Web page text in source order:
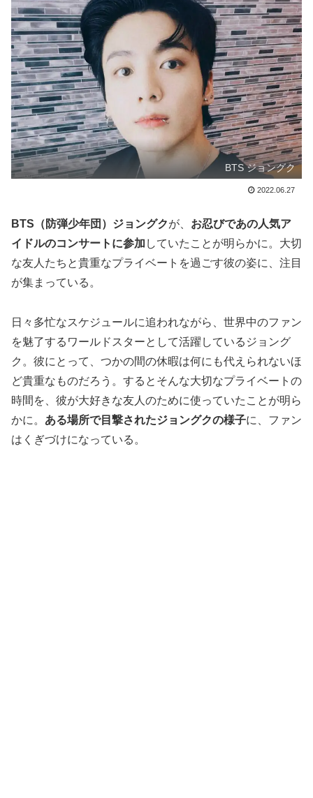
BTS ジョングク
2022.06.27
BTS（防弾少年団）ジョングクが、 お忍びであの人気ア
イドルのコンサートに参加 していたことが明らかに。大切
な友人たちと貴重なプライベートを過ごす彼の姿に、注目
が集まっている。
日々多忙なスケジュールに追われながら、世界中のファン
を魅了するワールドスターとして活躍しているジョング
ク。彼にとって、つかの間の休暇は何にも代えられないほ
ど貴重なものだろう。するとそんな大切なプライベートの
時間を、彼が大好きな友人のために使っていたことが明ら
かに。 ある場所で目撃されたジョングクの様子に、ファン
はくぎづけになっている。